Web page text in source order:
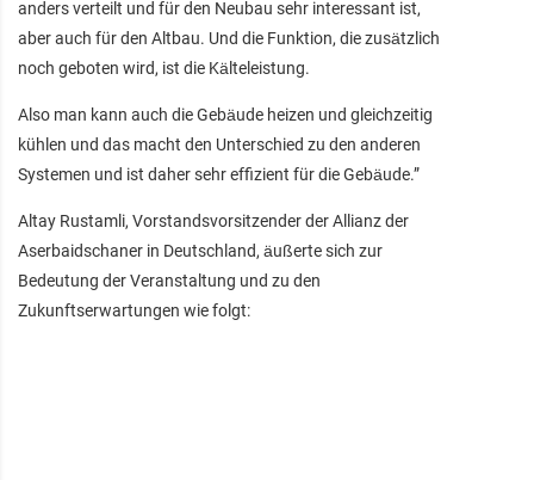
anders verteilt und für den Neubau sehr interessant ist,
aber auch für den Altbau. Und die Funktion, die zusätzlich
noch geboten wird, ist die Kälteleistung.
Also man kann auch die Gebäude heizen und gleichzeitig
kühlen und das macht den Unterschied zu den anderen
Systemen und ist daher sehr effizient für die Gebäude.”
Altay Rustamli, Vorstandsvorsitzender der Allianz der
Aserbaidschaner in Deutschland, äußerte sich zur
Bedeutung der Veranstaltung und zu den
Zukunftserwartungen wie folgt: